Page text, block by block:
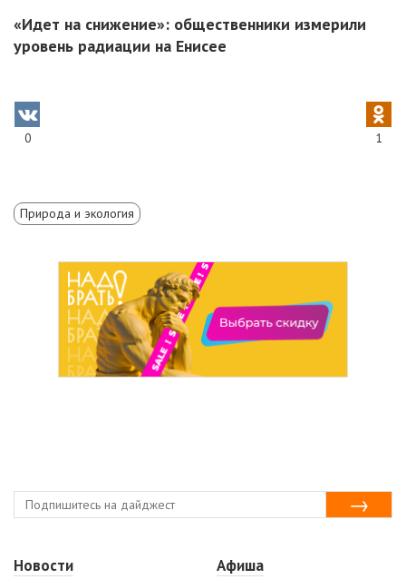
«Идет на снижение»: общественники измерили
уровень радиации на Енисее
0 1
Природа и экология
Новости
Афиша